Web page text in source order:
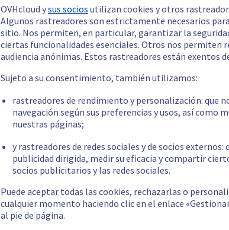
OVHcloud ysus socios utilizan cookies y otros
Algunos rastreadores son estrictamente necesarios
sitio. Nos permiten, en particular, garantizar la
ciertas funcionalidades esenciales. Otros nos permiten
audiencia anónimas. Estos rastreadores están exentos
Sujeto a su consentimiento, también utilizamos:
rastreadores de rendimiento y personalización: que
navegación según sus preferencias y usos, así como
nuestras páginas;
y rastreadores de redes sociales y de socios
publicidad dirigida, medir su eficacia y compartir
socios publicitarios y las redes sociales.
Puede aceptar todas las cookies, rechazarlas o
cualquier momento haciendo clic en el enlace
al pie de página.